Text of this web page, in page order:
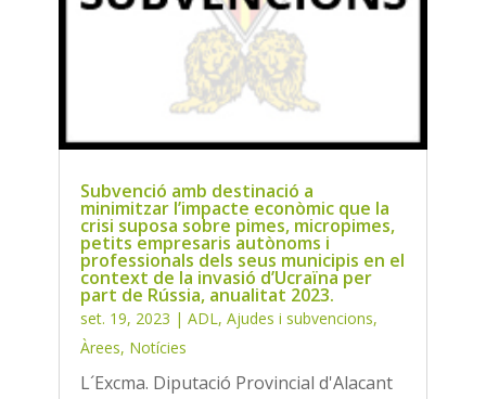
Subvenció amb destinació a
minimitzar l’impacte econòmic que la
crisi suposa sobre pimes, micropimes,
petits empresaris autònoms i
professionals dels seus municipis en el
context de la invasió d’Ucraïna per
part de Rússia, anualitat 2023.
set. 19, 2023 | ADL, Ajudes i subvencions,
Àrees, Notícies
L´Excma. Diputació Provincial d'Alacant